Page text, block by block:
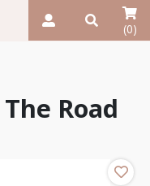
(0)
Road